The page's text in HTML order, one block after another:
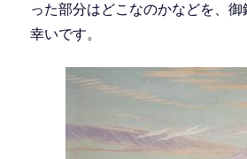
った部分はどこなのかなどを、
幸いです。